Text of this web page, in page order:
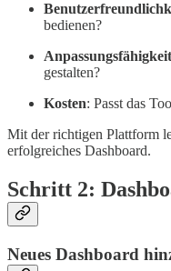
bedienen?
Anpassungsfähigkeit
gestalten?
Kosten: Passt das
Mit der richtigen Plattform
erfolgreiches Dashboard.
Schritt 2:
Neues Dashboard